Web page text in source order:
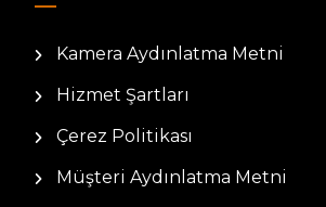
Kamera Aydınlatma Metni
Hizmet Şartları
Çerez Politikası
Müşteri Aydınlatma Metni